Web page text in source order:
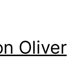
Oliver